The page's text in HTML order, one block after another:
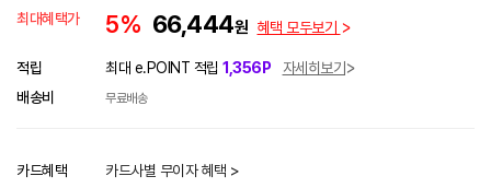
최대혜택가
5% 66,444원 혜택 모두보기
적립 최대 e.POINT 적립 1,356P
자세히보기
배송비
무료배송
카드혜택 카드사별 무이자 혜택 >